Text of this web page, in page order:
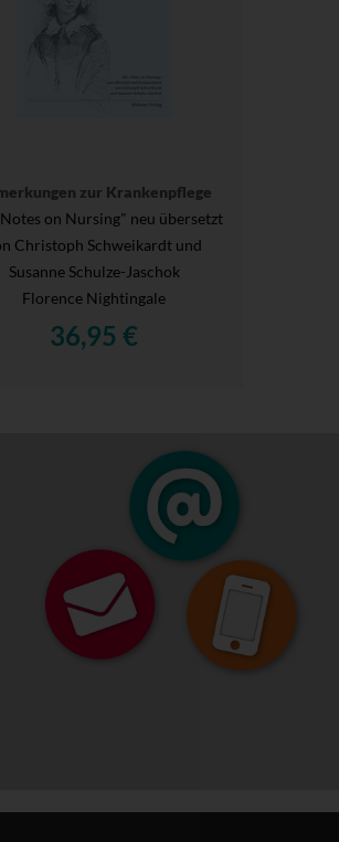
zur Krankenpflege
on Nursing" neu übersetzt
Christoph Schweikardt und
Susanne Schulze-Jaschok
Florence Nightingale
36,95 €